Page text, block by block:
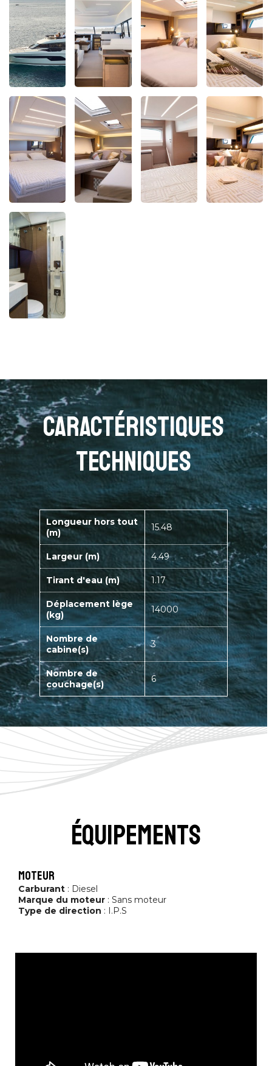
caractéristiques
techniques
Longueur hors tout
(m)
15.48
Largeur (m) 4.49
Tirant d'eau (m) 1.17
Déplacement lège
(kg)
14000
Nombre de
cabine(s)
3
Nombre de
couchage(s)
6
équipements
moteur
Carburant : Diesel
Marque du moteur : Sans moteur
Type de direction : I.P.S